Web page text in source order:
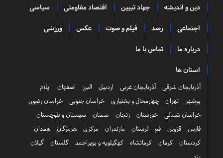
دین و اندیشه جهاد تبیین اقتصاد مقاومتی سیاسی
اجتماعی رصد فیلم و صوت عکس ورزشی
درباره ما تماس با ما
استان ها
آذربایجان شرقی آذربایجان غربی اردبیل البرز اصفهان
ایلام
بوشهر
تهران چهارمحال و بختیاری خراسان جنوبی
خراسان رضوی
خراسان شمالی
خوزستان زنجان سمنان
سیستان و بلوچستان
فارس
قزوین قم لرستان مازندران مرکزی هرمزگان
همدان
کردستان
کرمان کرمانشاه کهگیلویه و بویراحمد گلستان
گیلان